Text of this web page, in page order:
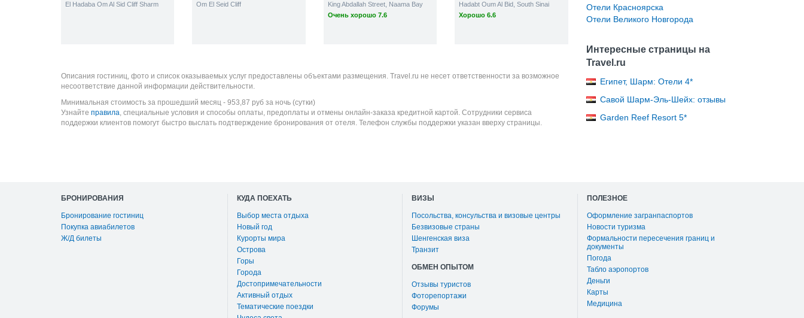
El Hadaba Om Al Sid Cliff Sharm Om El Seid Cliff
King Abdallah Street, Naama Bay
Очень хорошо 7.6
Hadabt Oum Al Bid, South Sinai
Хорошо 6.6
Описания гостиниц, фото и список оказываемых услуг предоставлены объектами размещения. Travel.ru не несет ответственности за возможное
несоответствие данной информации действительности.
Минимальная стоимость за прошедший месяц - 953,87 руб за ночь (сутки)
Узнайте правила, специальные условия и способы оплаты, предоплаты и отмены онлайн-заказа кредитной картой. Сотрудники сервиса
поддержки клиентов помогут быстро выслать подтверждение бронирования от отеля. Телефон службы поддержки указан вверху страницы.
Отели Красноярска
Отели Великого Новгорода
Интересные страницы на
Travel.ru
Египет, Шарм: Отели 4*
Савой Шарм-Эль-Шейх: отзывы
Garden Reef Resort 5*
БРОНИРОВАНИЯ
Бронирование гостиниц
Покупка авиабилетов
Ж/Д билеты
КУДА ПОЕХАТЬ
Выбор места отдыха
Новый год
Курорты мира
Острова
Горы
Города
Достопримечательности
Активный отдых
Тематические поездки
ВИЗЫ
Посольства, консульства и визовые центры
Безвизовые страны
Шенгенская виза
Транзит
ОБМЕН ОПЫТОМ
Отзывы туристов
Фоторепортажи
Форумы
ПОЛЕЗНОЕ
Оформление загранпаспортов
Новости туризма
Формальности пересечения границ и
документы
Погода
Табло аэропортов
Деньги
Карты
Медицина